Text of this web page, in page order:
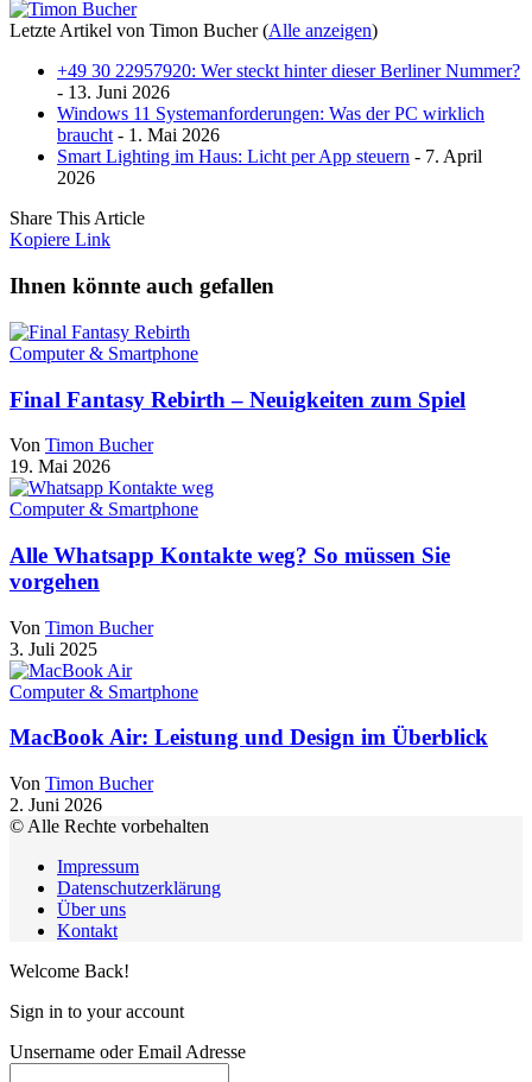
Letzte Artikel von Timon Bucher(Alle anzeigen)
+49 30 22957920: Wer steckt hinter dieser Berliner Nummer?
- 13. Juni 2026
Windows 11 Systemanforderungen: Was der PC wirklich
braucht- 1. Mai 2026
Smart Lighting im Haus: Licht per App steuern - 7. April
2026
Share This Article
Kopiere Link
Ihnen könnte auch gefallen
Computer & Smartphone
Final Fantasy Rebirth – Neuigkeiten zum Spiel
Von Timon Bucher
19. Mai 2026
Computer & Smartphone
Alle Whatsapp Kontakte weg? So müssen Sie
vorgehen
Von Timon Bucher
3. Juli 2025
Computer & Smartphone
MacBook Air: Leistung und Design im Überblick
Von Timon Bucher
2. Juni 2026
© Alle Rechte vorbehalten
Impressum
Datenschutzerklärung
Über uns
Kontakt
Welcome Back!
Sign in to your account
Unsername oder Email Adresse